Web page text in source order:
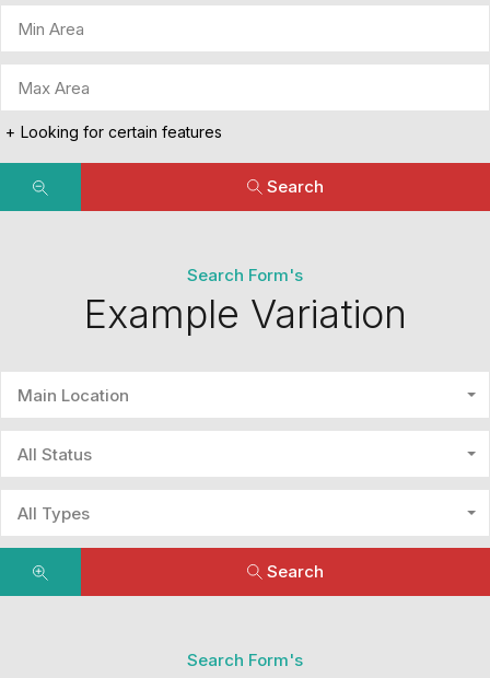
Looking for certain features
Search
Search Form's
Example Variation
Main Location
All Status
All Types
Search
Search Form's